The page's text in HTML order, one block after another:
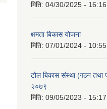
मिति: 04/30/2025 - 16:16
क्षमता बिकास योजना
मिति: 07/01/2024 - 10:55
टोल बिकास संस्था (गठन तथा
२०७९
मिति: 09/05/2023 - 15:17